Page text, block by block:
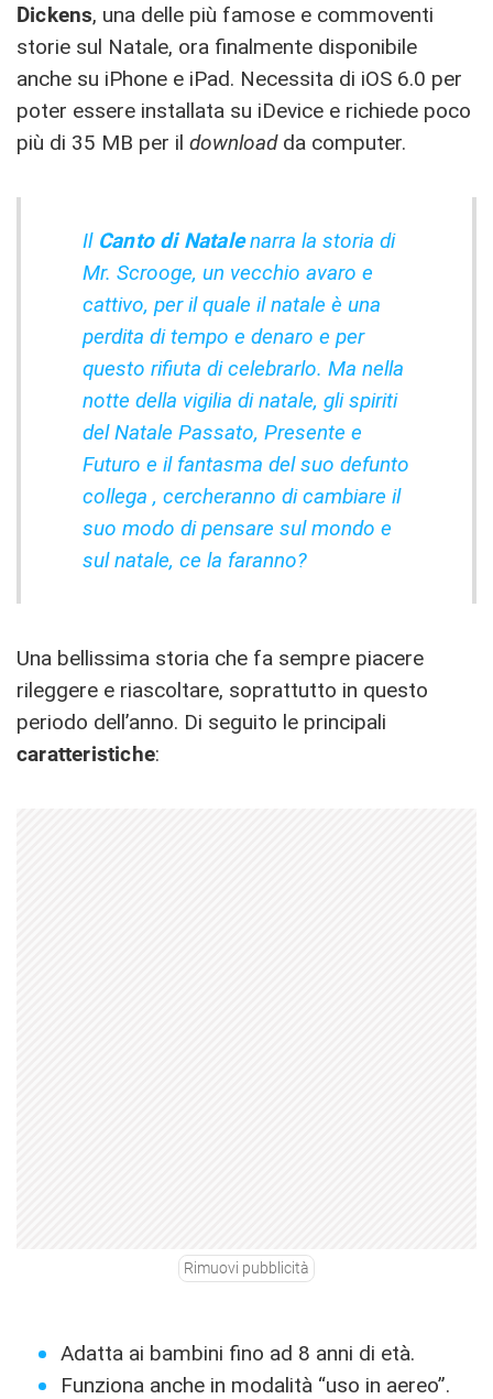
Dickens, una delle più famose e commoventi
storie sul Natale, ora finalmente disponibile
anche su iPhone e iPad. Necessita di iOS 6.0 per
poter essere installata su iDevice e richiede poco
più di 35 MB per il downloadda computer.
Il Canto di Natalenarra la storia di
Mr. Scrooge, un vecchio avaro e
cattivo, per il quale il natale è una
perdita di tempo e denaro e per
questo rifiuta di celebrarlo. Ma nella
notte della vigilia di natale, gli spiriti
del Natale Passato, Presente e
Futuro e il fantasma del suo defunto
collega , cercheranno di cambiare il
suo modo di pensare sul mondo e
sul natale, ce la faranno?
Una bellissima storia che fa sempre piacere
rileggere e riascoltare, soprattutto in questo
periodo dell’anno. Di seguito le principali
caratteristiche:
Rimuovi pubblicità
Adatta ai bambini fino ad 8 anni di età.
Funziona anche in modalità “uso in aereo”.